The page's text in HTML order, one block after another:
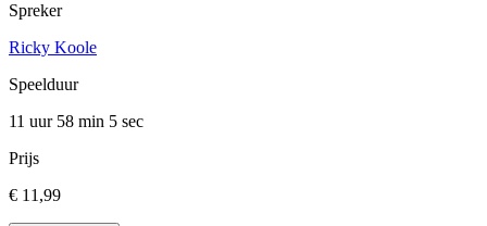
Spreker
Ricky Koole
Speelduur
11 uur 58 min 5 sec
Prijs
€ 11,99